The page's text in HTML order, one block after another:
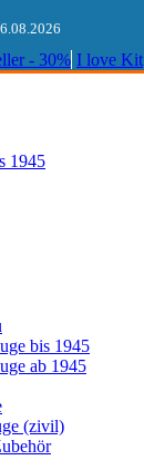
- 30% I love Kit
1945
bis 1945
ab 1945
(zivil)